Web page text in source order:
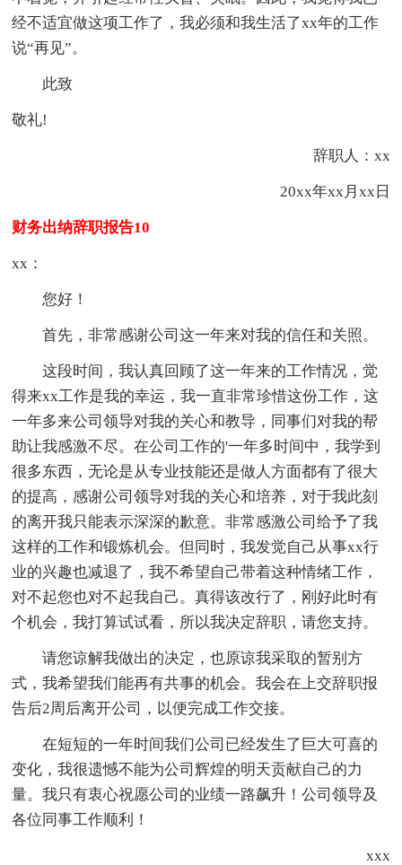
经不适宜做这项工作了，我必须和我生活了xx年的工作
说“再见”。
此致
敬礼!
辞职人：xx
20xx年xx月xx日
财务出纳辞职报告10
xx：
您好！
首先，非常感谢公司这一年来对我的信任和关照。
这段时间，我认真回顾了这一年来的工作情况，觉
得来xx工作是我的幸运，我一直非常珍惜这份工作，这
一年多来公司领导对我的关心和教导，同事们对我的帮
助让我感激不尽。在公司工作的'一年多时间中，我学到
很多东西，无论是从专业技能还是做人方面都有了很大
的提高，感谢公司领导对我的关心和培养，对于我此刻
的离开我只能表示深深的歉意。非常感激公司给予了我
这样的工作和锻炼机会。但同时，我发觉自己从事xx行
业的兴趣也减退了，我不希望自己带着这种情绪工作，
对不起您也对不起我自己。真得该改行了，刚好此时有
个机会，我打算试试看，所以我决定辞职，请您支持。
请您谅解我做出的决定，也原谅我采取的暂别方
式，我希望我们能再有共事的机会。我会在上交辞职报
告后2周后离开公司，以便完成工作交接。
在短短的一年时间我们公司已经发生了巨大可喜的
变化，我很遗憾不能为公司辉煌的明天贡献自己的力
量。我只有衷心祝愿公司的业绩一路飙升！公司领导及
各位同事工作顺利！
xxx